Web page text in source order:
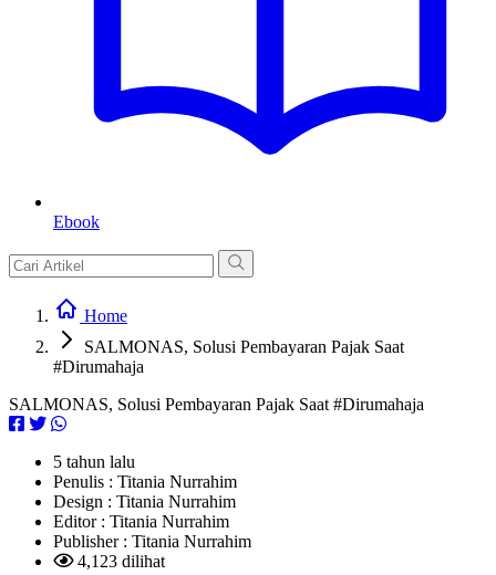
Ebook
Home
SALMONAS, Solusi Pembayaran Pajak Saat
#Dirumahaja
SALMONAS, Solusi Pembayaran Pajak Saat #Dirumahaja
5 tahun lalu
Penulis : Titania Nurrahim
Design : Titania Nurrahim
Editor : Titania Nurrahim
Publisher : Titania Nurrahim
4,123 dilihat